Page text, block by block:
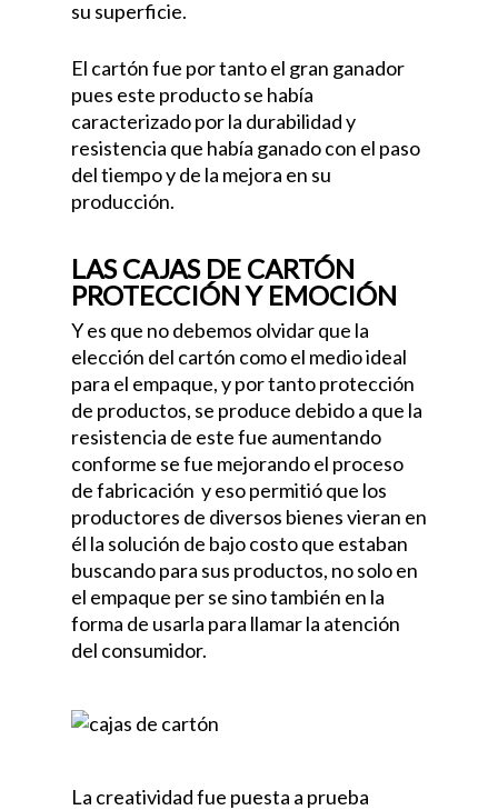
su superficie.
El cartón fue por tanto el gran ganador
pues este producto se había
caracterizado por la durabilidad y
resistencia que había ganado con el paso
del tiempo y de la mejora en su
producción.
LAS CAJAS DE CARTÓN
PROTECCIÓN Y EMOCIÓN
Y es que no debemos olvidar que la
elección del cartón como el medio ideal
para el empaque, y por tanto protección
de productos, se produce debido a que la
resistencia de este fue aumentando
conforme se fue mejorando el proceso
de fabricación y eso permitió que los
productores de diversos bienes vieran en
él la solución de bajo costo que estaban
buscando para sus productos, no solo en
el empaque per se sino también en la
forma de usarla para llamar la atención
del consumidor.
La creatividad fue puesta a prueba